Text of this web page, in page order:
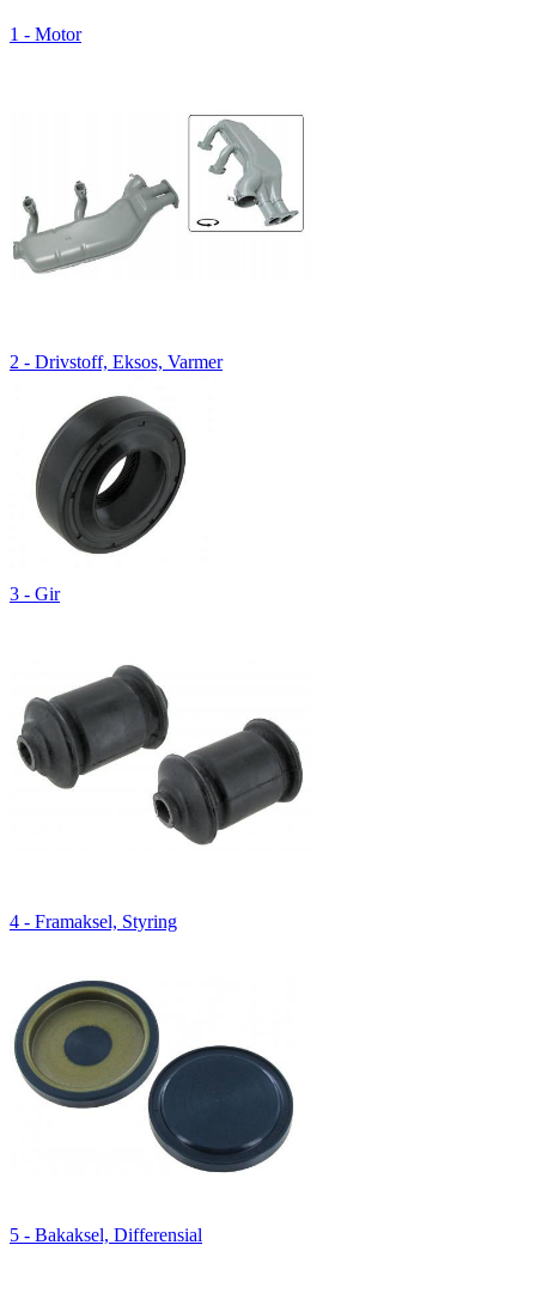
1 - Motor
2 - Drivstoff, Eksos, Varmer
3 - Gir
4 - Framaksel, Styring
5 - Bakaksel, Differensial